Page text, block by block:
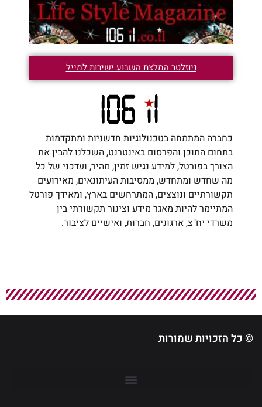
ניוזלטר המלצת השבוע ישירות למייל
כחברה המתמחה בטכנולוגיות חדשניות ומתקדמות
בתחום התוכן והפרסום באינטרנט, השכלנו להבין את
הצורך בפורטל, למידע נגיש זמין, מהיר, ועדכני של כל
מה שחדש ומתחדש, ממסיבות העיתונאים, מאירועים
תקשורתיים ונוצצים, המתרחשים בארץ, ומאידך פורטל
המתיימר להיות מאגר מידע וצינור תקשורתי בין
משרדי יח"צ, ארגונים, חברות, ואישיים לציבור.
© כל הזכויות שמורות